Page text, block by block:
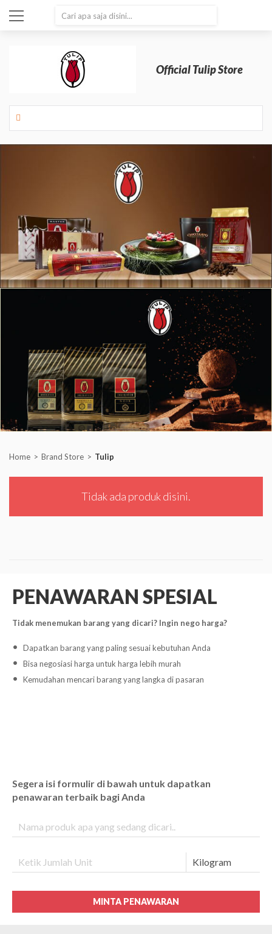
Official Tulip Store
Home Brand Store Tulip
Tidak ada produk disini.
PENAWARAN SPESIAL
Tidak menemukan barang yang dicari? Ingin nego harga?
Dapatkan barang yang paling sesuai kebutuhan Anda
Bisa negosiasi harga untuk harga lebih murah
Kemudahan mencari barang yang langka di pasaran
Segera isi formulir di bawah untuk dapatkan
penawaran terbaik bagi Anda
MINTA PENAWARAN